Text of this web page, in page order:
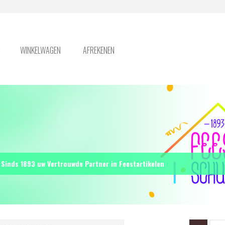
WINKELWAGEN AFREKENEN
1893 uw Vertrouwde Partner in Feestartikelen